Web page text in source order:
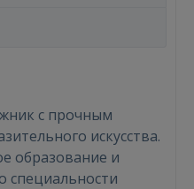
с прочным
искусства.
образование и
специальности